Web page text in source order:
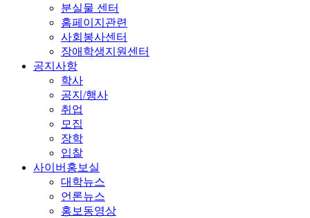
분실물 센터
홈페이지관련
사회봉사센터
장애학생지원센터
공지사항
학사
공지/행사
취업
모집
장학
입찰
사이버홍보실
대학뉴스
언론뉴스
홍보동영상